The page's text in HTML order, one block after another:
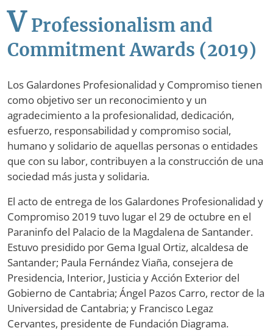
V Professionalism and
Commitment Awards (2019)
Los Galardones Profesionalidad y Compromiso tienen
como objetivo ser un reconocimiento y un
agradecimiento a la profesionalidad, dedicación,
esfuerzo, responsabilidad y compromiso social,
humano y solidario de aquellas personas o entidades
que con su labor, contribuyen a la construcción de una
sociedad más justa y solidaria.
El acto de entrega de los Galardones Profesionalidad y
Compromiso 2019 tuvo lugar el 29 de octubre en el
Paraninfo del Palacio de la Magdalena de Santander.
Estuvo presidido por Gema Igual Ortiz, alcaldesa de
Santander; Paula Fernández Viaña, consejera de
Presidencia, Interior, Justicia y Acción Exterior del
Gobierno de Cantabria; Ángel Pazos Carro, rector de la
Universidad de Cantabria; y Francisco Legaz
Cervantes, presidente de Fundación Diagrama.